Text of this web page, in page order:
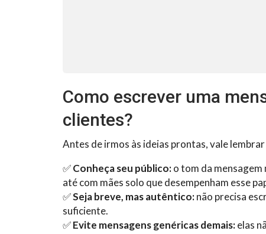
Como escrever uma
clientes?
Antes de irmos às ideias prontas, vale
✅Conheça seu público:o tom da mensagem
até com mães solo que desempenham esse
✅Seja breve, mas autêntico:não precisa
suficiente.
✅Evite mensagens genéricas demais:elas